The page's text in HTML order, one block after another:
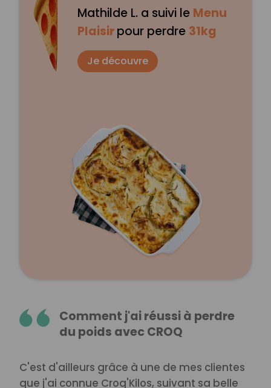
Mathilde L. a suivi le Menu
Plaisirpour perdre 31kg
Je découvre
Comment j'ai réussi à perdre
du poids avec CROQ
C'est d'ailleurs grâce à une de mes clientes
que j'ai connue Croq'Kilos, suivant sa belle